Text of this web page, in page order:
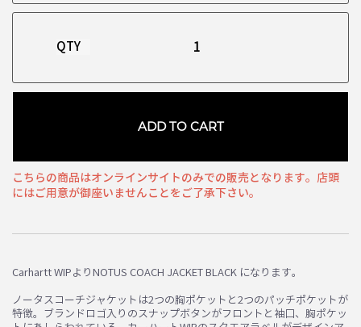
QTY
ADD TO CART
こちらの商品はオンラインサイトのみでの販売となります。店頭
にはご用意が御座いませんことをご了承下さい。
Carhartt WIPよりNOTUS COACH JACKET BLACK になります。
ノータスコーチジャケットは2つの胸ポケットと2つのパッチポケットが
特徴。ブランドロゴ入りのスナップボタンがフロントと袖口、胸ポケッ